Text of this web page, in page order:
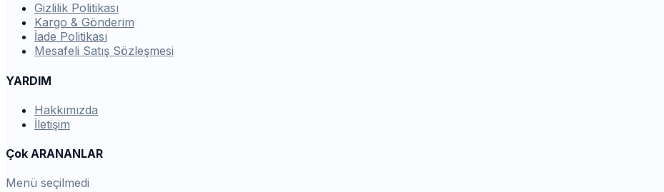
Gizlilik Politikası
Kargo & Gönderim
İade Politikası
Mesafeli Satış Sözleşmesi
YARDIM
Hakkımızda
İletişim
Çok ARANANLAR
Menü seçilmedi